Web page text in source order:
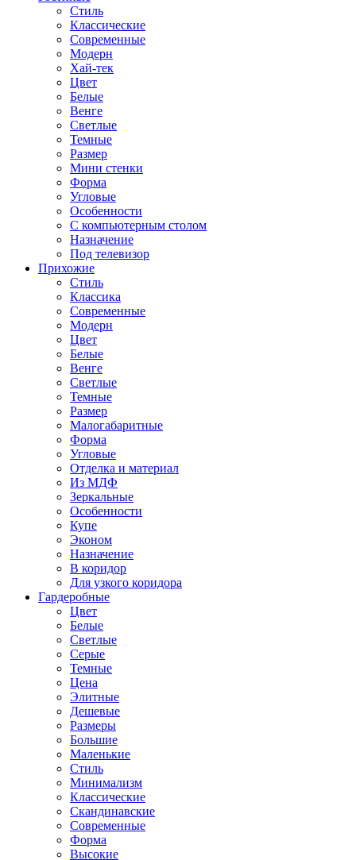
Стиль
Классические
Современные
Модерн
Хай-тек
Цвет
Белые
Венге
Светлые
Темные
Размер
Мини стенки
Форма
Угловые
Особенности
С компьютерным столом
Назначение
Под телевизор
Прихожие
Стиль
Классика
Современные
Модерн
Цвет
Белые
Венге
Светлые
Темные
Размер
Малогабаритные
Форма
Угловые
Отделка и материал
Из МДФ
Зеркальные
Особенности
Купе
Эконом
Назначение
В коридор
Для узкого коридора
Гардеробные
Цвет
Белые
Светлые
Серые
Темные
Цена
Элитные
Дешевые
Размеры
Большие
Маленькие
Стиль
Минимализм
Классические
Скандинавские
Современные
Форма
Высокие